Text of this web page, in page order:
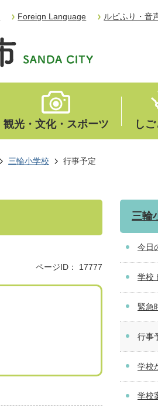
Foreign Language ルビふり・音
観光・文化・スポーツ し
三輪小学校 行事予定
ページID： 17777
三輪
今日
学校
緊急
行事
学校
学校